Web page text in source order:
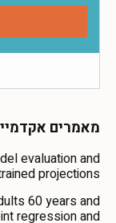
מאמרים
evaluation and
projections
60 years and
regression and